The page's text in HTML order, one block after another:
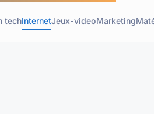
techInternetJeux-videoMarketing